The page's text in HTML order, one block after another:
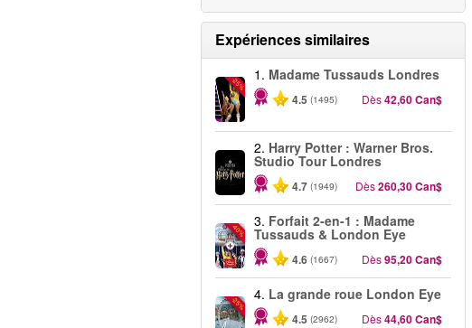
Expériences similaires
-25%
1. Madame Tussauds Londres
4.5 (1495) Dès42,60 Can$
2. Harry Potter : Warner Bros.
Studio Tour Londres
4.7 (1949) Dès260,30 Can$
-40%
3. Forfait 2-en-1 : Madame
Tussauds & London Eye
4.6 (1667) Dès95,20 Can$
-25%
4. La grande roue London Eye
4.5 (2962) Dès44,60 Can$